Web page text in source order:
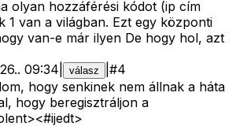
olyan hozzáférési kódot (ip cím
1 van a világban. Ezt egy központi
van-e már ilyen De hogy hol, azt
. 09:34 válasz #4
hogy senkinek nem állnak a háta
hogy beregisztráljon a
<#ijedt>